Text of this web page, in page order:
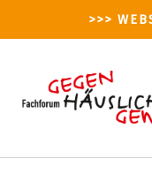
>>>